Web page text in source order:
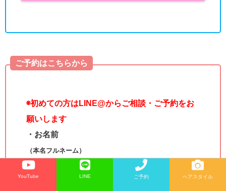
ご予約はこちらから
◉初めての方はLINE@からご相談・ご予約をお
願いします
・お名前
（本名フルネーム）
・レシェルブを知ってくれたきっかけ
（例：YouTubeで知りました・ブログを見てなど）
YouTube LINE ご予約 ヘアスタイル